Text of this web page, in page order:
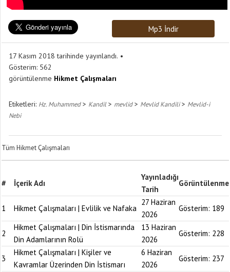
Mp3 İndir
17 Kasım 2018 tarihinde yayınlandı.
Gösterim: 562
görüntülenme Hikmet Çalışmaları
Etiketleri: Hz. Muhammed> Kandil> mevlid> Mevlid Kandili> Mevlid-i
Nebi
Tüm Hikmet Çalışmaları
# İçerik Adı
Yayınladığı
Tarih
Görüntülenme
1 Hikmet Çalışmaları | Evlilik ve Nafaka
27 Haziran
2026
Gösterim: 189
2
Hikmet Çalışmaları | Din İstismarında
Din Adamlarının Rolü
13 Haziran
2026
Gösterim: 228
3
Hikmet Çalışmaları | Kişiler ve
Kavramlar Üzerinden Din İstismarı
6 Haziran
2026
Gösterim: 237